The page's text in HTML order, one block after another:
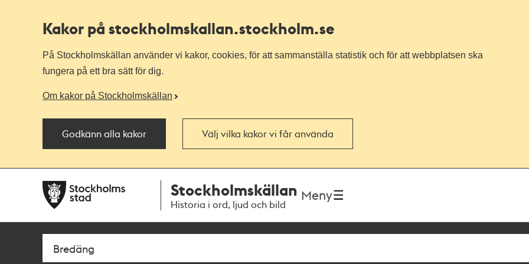
Kakor på stockholmskallan.stockholm.se
På Stockholmskällan använder vi kakor, cookies, för att sammanställa statistik och för att webbplatsen ska
fungera på ett bra sätt för dig.
Om kakor på Stockholmskällan
Godkänn alla kakor Välj vilka kakor vi får använda
navigationen
huvudinnehållet
Stockholmskällan
Historia i ord, ljud och bild
Meny
Sök